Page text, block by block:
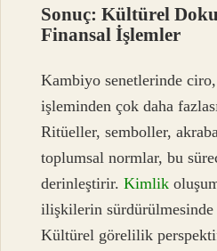
Sonuç: Kültürel
Finansal İşlemler
Kambiyo senetlerinde
işleminden çok daha
Ritüeller, semboller,
toplumsal normlar, bu
derinleştirir.Kimlik
ilişkilerin
Kültürel görelilik